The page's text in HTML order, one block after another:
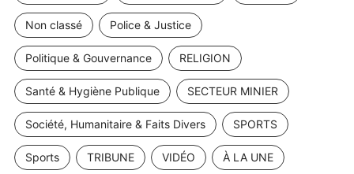
Non classé Police & Justice
Politique & Gouvernance RELIGION
Santé & Hygiène Publique SECTEUR MINIER
Société, Humanitaire & Faits Divers SPORTS
Sports TRIBUNE VIDÉO À LA UNE